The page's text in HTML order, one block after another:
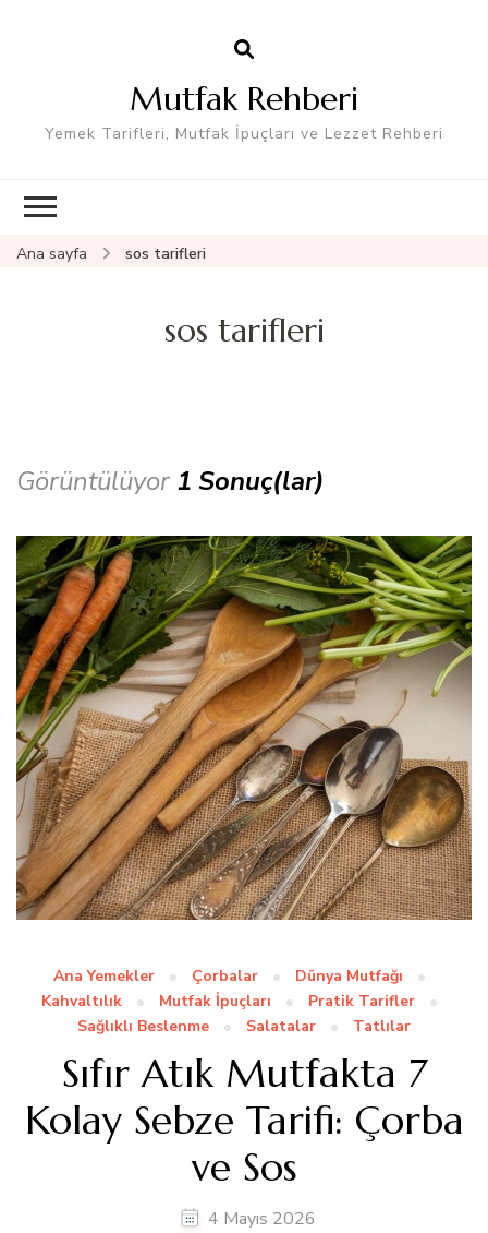
Mutfak Rehberi
Yemek Tarifleri, Mutfak İpuçları ve Lezzet Rehberi
Ana sayfa sos tarifleri
sos tarifleri
Görüntülüyor 1 Sonuç(lar)
Ana Yemekler Çorbalar
Dünya Mutfağı
Kahvaltılık
Mutfak İpuçları
Pratik Tarifler
Sağlıklı Beslenme
Salatalar Tatlılar
Sıfır Atık Mutfakta 7
Kolay Sebze Tarifi: Çorba
ve Sos
4 Mayıs 2026